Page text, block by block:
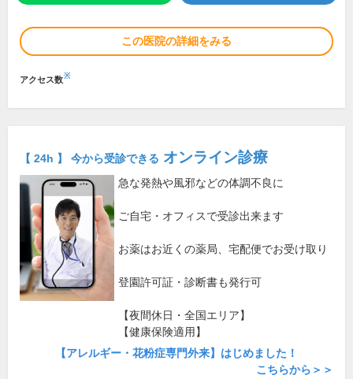
この医院の詳細をみる
アクセス数※
【 24h 】 今から受診できる オンライン診療
急な発熱や風邪などの体調不良に
ご自宅・オフィスで受診出来ます
お薬はお近くの薬局、宅配便でお受け取り
登園許可証・診断書も発行可
【夜間休日・全国エリア】
【健康保険適用】
【アレルギー・花粉症専門外来】はじめました！
こちらから＞＞